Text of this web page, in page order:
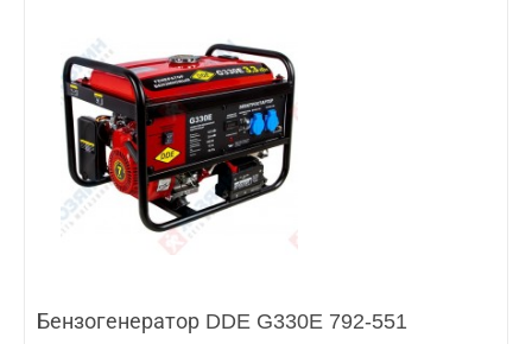
Бензогенератор DDE G330E 792-551